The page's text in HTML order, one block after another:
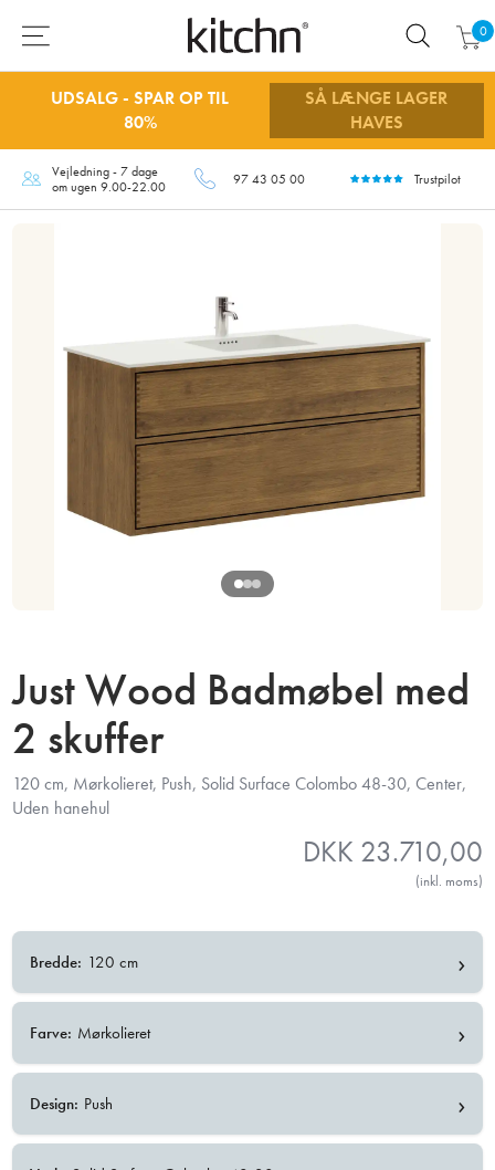
0
UDSALG - SPAR OP TIL
80%
SÅ LÆNGE LAGER
HAVES
Vejledning - 7 dage
om ugen 9.00-22.00
97 43 05 00 Trustpilot
Just Wood Badmøbel med
2 skuffer
120 cm, Mørkolieret, Push, Solid Surface Colombo 48-30, Center,
Uden hanehul
DKK 23.710,00
(inkl. moms)
Bredde: 120 cm ›
Farve: Mørkolieret ›
Design: Push ›